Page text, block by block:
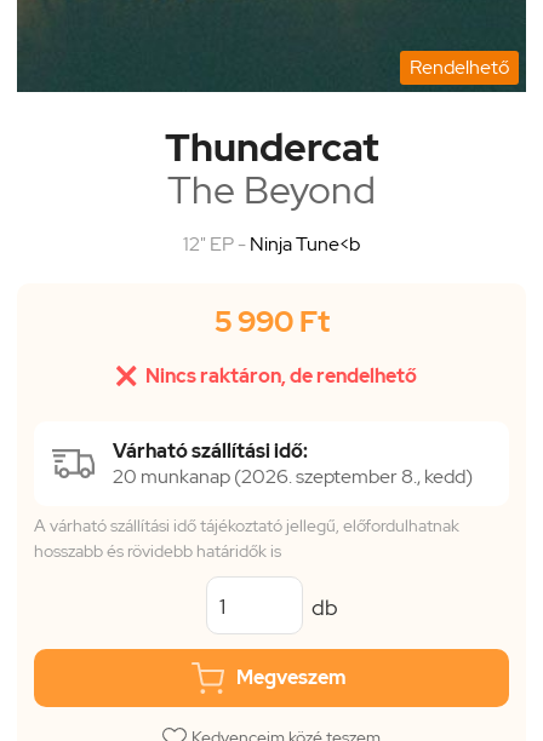
Rendelhető
Thundercat
The Beyond
12" EP -Ninja Tune<b
5 990 Ft
 Nincs raktáron, de rendelhető
Várható szállítási idő:
20 munkanap (2026. szeptember 8., kedd)
A várható szállítási idő tájékoztató jellegű, előfordulhatnak
hosszabb és rövidebb határidők is
db
Megveszem